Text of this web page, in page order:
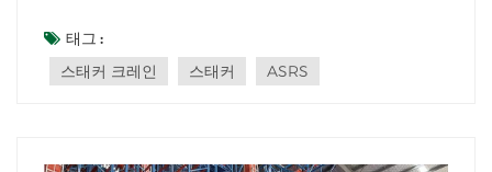
고 관리의 전 과정을 처리합니다. 수평 이동, 수직 인양 및 포
크 확장/수축을 통해 정밀한 보관 및 검색을 구현합니다. 제
조, 물류, 제약 및 콜드...
태그 :
스태커 크레인
스태커 ASRS